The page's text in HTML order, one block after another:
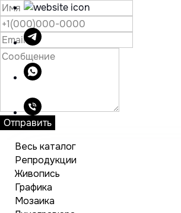
Отправить
Весь каталог
Репродукции
Живопись
Графика
Мозаика